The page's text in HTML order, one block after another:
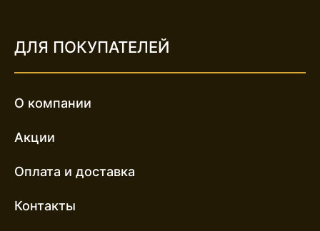
ДЛЯ ПОКУПАТЕЛЕЙ
О компании
Акции
Оплата и доставка
Контакты